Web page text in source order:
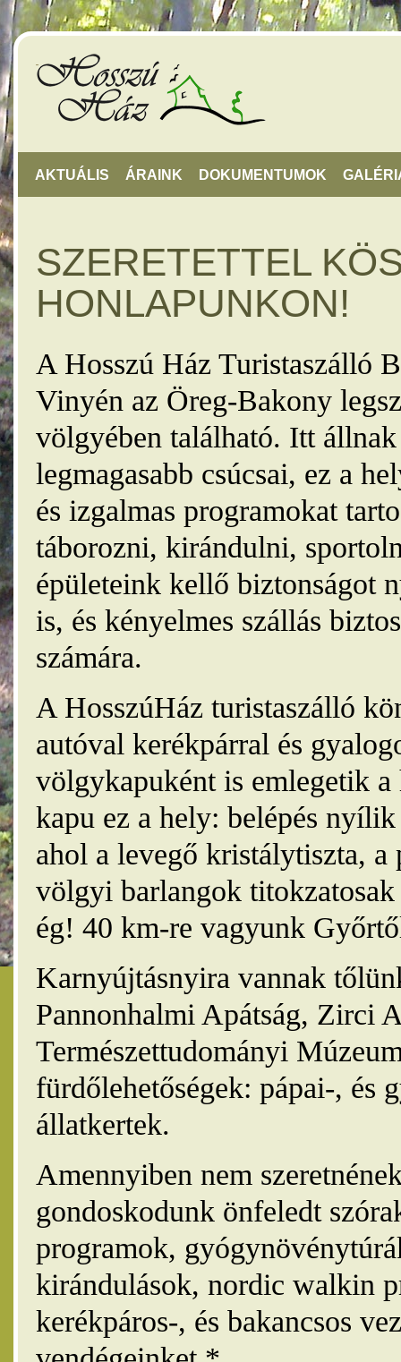
AKTUÁLIS ÁRAINK DOKUMENTUMOK
SZERETETTEL
HONLAPUNKON!
A Hosszú Ház Turistaszálló
Vinyén az Öreg-Bakony
völgyében található. Itt
legmagasabb csúcsai, ez a
és izgalmas programokat
táborozni, kirándulni,
épületeink kellő biztonságot
is, és kényelmes szállás
számára.
A HosszúHáz turistaszálló
autóval kerékpárral és
völgykapuként is emlegetik
kapu ez a hely: belépés
ahol a levegő kristálytiszta, a
völgyi barlangok
ég! 40 km-re vagyunk
Karnyújtásnyira vannak
Pannonhalmi Apátság, Zirci
Természettudományi
fürdőlehetőségek: pápai-, és
állatkertek.
Amennyiben nem
gondoskodunk önfeledt
programok,
kirándulások, nordic walkin
kerékpáros-, és bakancsos